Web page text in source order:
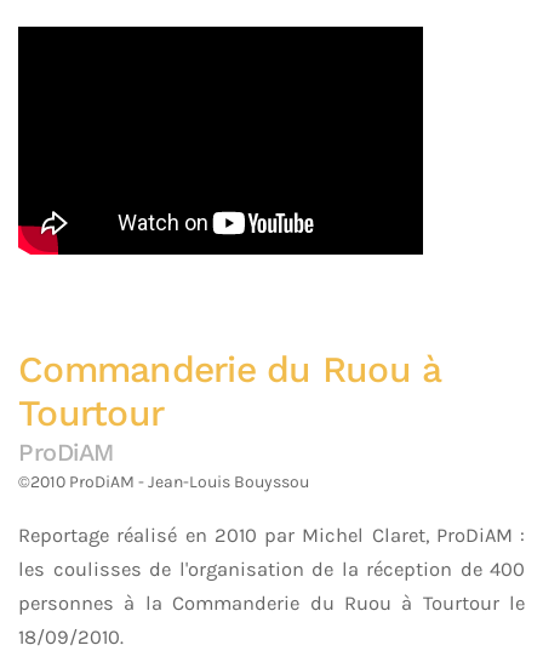
Commanderie du Ruou à
Tourtour
ProDiAM
©2010 ProDiAM - Jean-Louis Bouyssou
Reportage réalisé en 2010 par Michel Claret, ProDiAM :
les coulisses de l'organisation de la réception de 400
personnes à la Commanderie du Ruou à Tourtour le
18/09/2010.